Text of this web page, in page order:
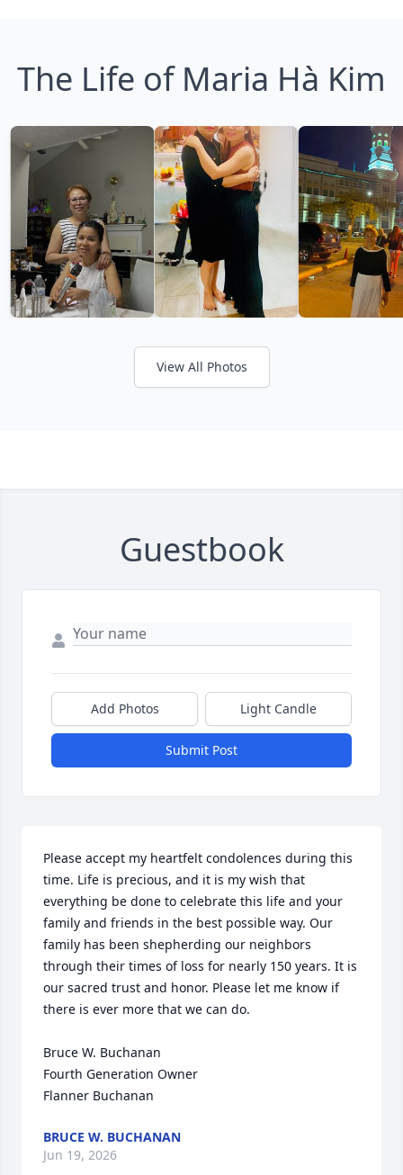
The Life of Maria Hà Kim
View All Photos
Guestbook
Add Photos Light Candle
Submit Post
Please accept my heartfelt condolences during this
time. Life is precious, and it is my wish that
everything be done to celebrate this life and your
family and friends in the best possible way. Our
family has been shepherding our neighbors
through their times of loss for nearly 150 years. It is
our sacred trust and honor. Please let me know if
there is ever more that we can do.
Bruce W. Buchanan
Fourth Generation Owner
Flanner Buchanan
BRUCE W. BUCHANAN
Jun 19, 2026